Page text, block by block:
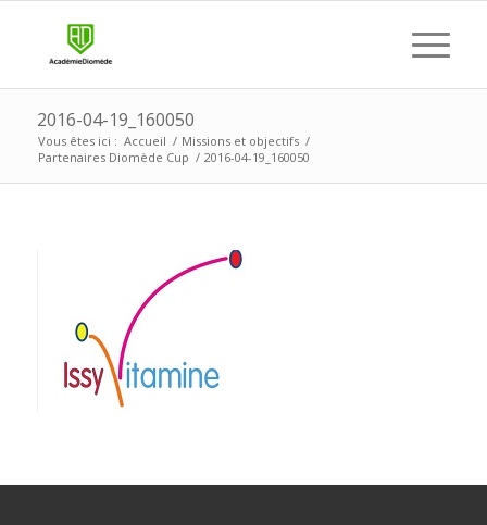
2016-04-19_160050
Vous êtes ici : Accueil / Missions et objectifs /
Partenaires Diomède Cup / 2016-04-19_160050